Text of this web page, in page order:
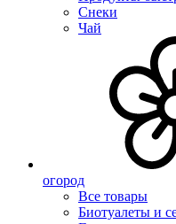
Снеки
Чай
огород
Все товары
Биотуалеты и